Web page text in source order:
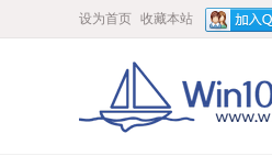
设为首页 收藏本站